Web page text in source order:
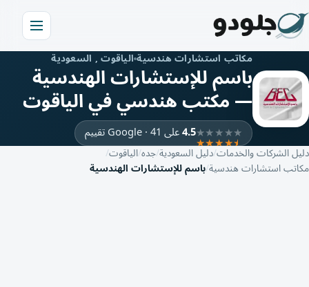
مكاتب استشارات هندسيةالياقوت , السعودية
باسم للإستشارات الهندسية
— مكتب هندسي في الياقوت
4.5على Google · 41 تقييم
دليل الشركات والخدماتدليل السعوديةجدهالياقوت
مكاتب استشارات هندسيةباسم للإستشارات الهندسية